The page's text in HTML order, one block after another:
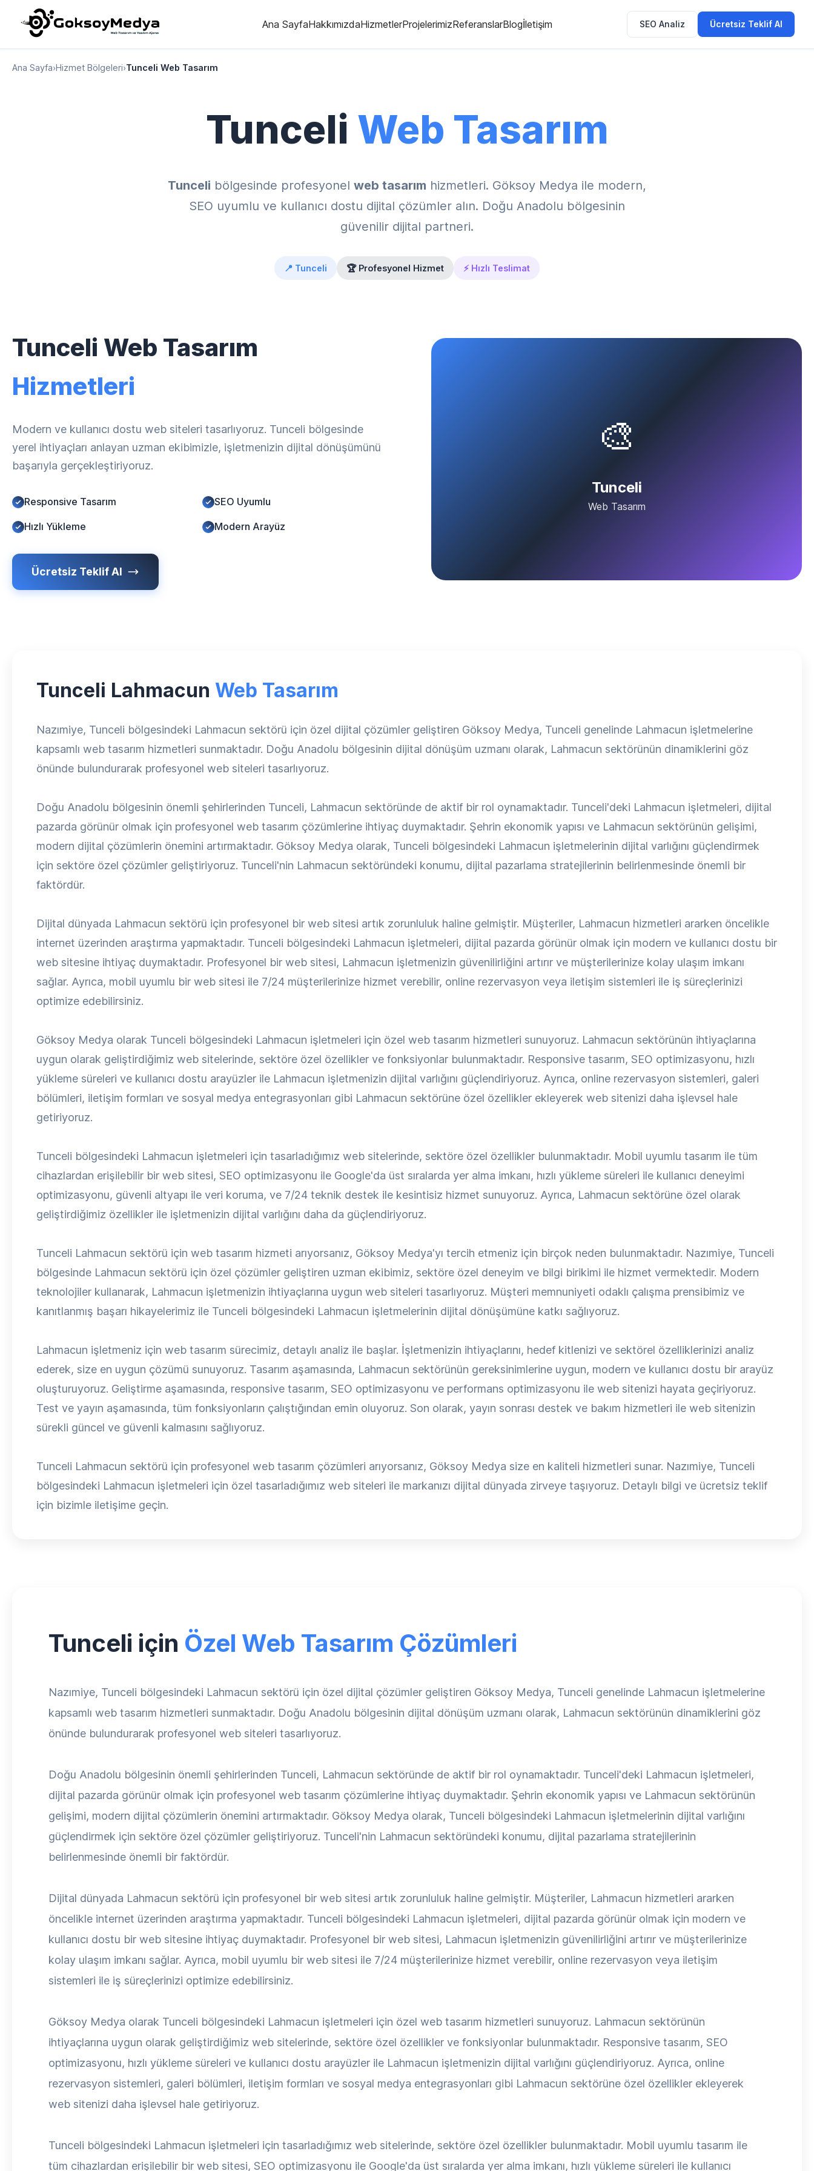
Ana SayfaHakkımızdaHizmetlerProjelerimizReferanslarBlogİletişim SEO Analiz Ücretsiz Teklif Al
Ana Sayfa›Hizmet Bölgeleri›Tunceli Web Tasarım
Tunceli Web Tasarım
Tunceli bölgesinde profesyonel web tasarım hizmetleri. Göksoy Medya ile modern,
SEO uyumlu ve kullanıcı dostu dijital çözümler alın. Doğu Anadolu bölgesinin
güvenilir dijital partneri.
📍 Tunceli 🏆 Profesyonel Hizmet ⚡ Hızlı Teslimat
Tunceli Web Tasarım
Hizmetleri
Modern ve kullanıcı dostu web siteleri tasarlıyoruz. Tunceli bölgesinde
yerel ihtiyaçları anlayan uzman ekibimizle, işletmenizin dijital dönüşümünü
başarıyla gerçekleştiriyoruz.
Responsive Tasarım SEO Uyumlu
Hızlı Yükleme Modern Arayüz
Ücretsiz Teklif Al
🎨
Tunceli
Web Tasarım
Tunceli Lahmacun Web Tasarım
Nazımiye, Tunceli bölgesindeki Lahmacun sektörü için özel dijital çözümler geliştiren Göksoy Medya, Tunceli genelinde Lahmacun işletmelerine
kapsamlı web tasarım hizmetleri sunmaktadır. Doğu Anadolu bölgesinin dijital dönüşüm uzmanı olarak, Lahmacun sektörünün dinamiklerini göz
önünde bulundurarak profesyonel web siteleri tasarlıyoruz.
Doğu Anadolu bölgesinin önemli şehirlerinden Tunceli, Lahmacun sektöründe de aktif bir rol oynamaktadır. Tunceli'deki Lahmacun işletmeleri, dijital
pazarda görünür olmak için profesyonel web tasarım çözümlerine ihtiyaç duymaktadır. Şehrin ekonomik yapısı ve Lahmacun sektörünün gelişimi,
modern dijital çözümlerin önemini artırmaktadır. Göksoy Medya olarak, Tunceli bölgesindeki Lahmacun işletmelerinin dijital varlığını güçlendirmek
için sektöre özel çözümler geliştiriyoruz. Tunceli'nin Lahmacun sektöründeki konumu, dijital pazarlama stratejilerinin belirlenmesinde önemli bir
faktördür.
Dijital dünyada Lahmacun sektörü için profesyonel bir web sitesi artık zorunluluk haline gelmiştir. Müşteriler, Lahmacun hizmetleri ararken öncelikle
internet üzerinden araştırma yapmaktadır. Tunceli bölgesindeki Lahmacun işletmeleri, dijital pazarda görünür olmak için modern ve kullanıcı dostu bir
web sitesine ihtiyaç duymaktadır. Profesyonel bir web sitesi, Lahmacun işletmenizin güvenilirliğini artırır ve müşterilerinize kolay ulaşım imkanı
sağlar. Ayrıca, mobil uyumlu bir web sitesi ile 7/24 müşterilerinize hizmet verebilir, online rezervasyon veya iletişim sistemleri ile iş süreçlerinizi
optimize edebilirsiniz.
Göksoy Medya olarak Tunceli bölgesindeki Lahmacun işletmeleri için özel web tasarım hizmetleri sunuyoruz. Lahmacun sektörünün ihtiyaçlarına
uygun olarak geliştirdiğimiz web sitelerinde, sektöre özel özellikler ve fonksiyonlar bulunmaktadır. Responsive tasarım, SEO optimizasyonu, hızlı
yükleme süreleri ve kullanıcı dostu arayüzler ile Lahmacun işletmenizin dijital varlığını güçlendiriyoruz. Ayrıca, online rezervasyon sistemleri, galeri
bölümleri, iletişim formları ve sosyal medya entegrasyonları gibi Lahmacun sektörüne özel özellikler ekleyerek web sitenizi daha işlevsel hale
getiriyoruz.
Tunceli bölgesindeki Lahmacun işletmeleri için tasarladığımız web sitelerinde, sektöre özel özellikler bulunmaktadır. Mobil uyumlu tasarım ile tüm
cihazlardan erişilebilir bir web sitesi, SEO optimizasyonu ile Google'da üst sıralarda yer alma imkanı, hızlı yükleme süreleri ile kullanıcı deneyimi
optimizasyonu, güvenli altyapı ile veri koruma, ve 7/24 teknik destek ile kesintisiz hizmet sunuyoruz. Ayrıca, Lahmacun sektörüne özel olarak
geliştirdiğimiz özellikler ile işletmenizin dijital varlığını daha da güçlendiriyoruz.
Tunceli Lahmacun sektörü için web tasarım hizmeti arıyorsanız, Göksoy Medya'yı tercih etmeniz için birçok neden bulunmaktadır. Nazımiye, Tunceli
bölgesinde Lahmacun sektörü için özel çözümler geliştiren uzman ekibimiz, sektöre özel deneyim ve bilgi birikimi ile hizmet vermektedir. Modern
teknolojiler kullanarak, Lahmacun işletmenizin ihtiyaçlarına uygun web siteleri tasarlıyoruz. Müşteri memnuniyeti odaklı çalışma prensibimiz ve
kanıtlanmış başarı hikayelerimiz ile Tunceli bölgesindeki Lahmacun işletmelerinin dijital dönüşümüne katkı sağlıyoruz.
Lahmacun işletmeniz için web tasarım sürecimiz, detaylı analiz ile başlar. İşletmenizin ihtiyaçlarını, hedef kitlenizi ve sektörel özelliklerinizi analiz
ederek, size en uygun çözümü sunuyoruz. Tasarım aşamasında, Lahmacun sektörünün gereksinimlerine uygun, modern ve kullanıcı dostu bir arayüz
oluşturuyoruz. Geliştirme aşamasında, responsive tasarım, SEO optimizasyonu ve performans optimizasyonu ile web sitenizi hayata geçiriyoruz.
Test ve yayın aşamasında, tüm fonksiyonların çalıştığından emin oluyoruz. Son olarak, yayın sonrası destek ve bakım hizmetleri ile web sitenizin
sürekli güncel ve güvenli kalmasını sağlıyoruz.
Tunceli Lahmacun sektörü için profesyonel web tasarım çözümleri arıyorsanız, Göksoy Medya size en kaliteli hizmetleri sunar. Nazımiye, Tunceli
bölgesindeki Lahmacun işletmeleri için özel tasarladığımız web siteleri ile markanızı dijital dünyada zirveye taşıyoruz. Detaylı bilgi ve ücretsiz teklif
için bizimle iletişime geçin.
Tunceli için Özel Web Tasarım Çözümleri
Nazımiye, Tunceli bölgesindeki Lahmacun sektörü için özel dijital çözümler geliştiren Göksoy Medya, Tunceli genelinde Lahmacun işletmelerine
kapsamlı web tasarım hizmetleri sunmaktadır. Doğu Anadolu bölgesinin dijital dönüşüm uzmanı olarak, Lahmacun sektörünün dinamiklerini göz
önünde bulundurarak profesyonel web siteleri tasarlıyoruz.
Doğu Anadolu bölgesinin önemli şehirlerinden Tunceli, Lahmacun sektöründe de aktif bir rol oynamaktadır. Tunceli'deki Lahmacun işletmeleri,
dijital pazarda görünür olmak için profesyonel web tasarım çözümlerine ihtiyaç duymaktadır. Şehrin ekonomik yapısı ve Lahmacun sektörünün
gelişimi, modern dijital çözümlerin önemini artırmaktadır. Göksoy Medya olarak, Tunceli bölgesindeki Lahmacun işletmelerinin dijital varlığını
güçlendirmek için sektöre özel çözümler geliştiriyoruz. Tunceli'nin Lahmacun sektöründeki konumu, dijital pazarlama stratejilerinin
belirlenmesinde önemli bir faktördür.
Dijital dünyada Lahmacun sektörü için profesyonel bir web sitesi artık zorunluluk haline gelmiştir. Müşteriler, Lahmacun hizmetleri ararken
öncelikle internet üzerinden araştırma yapmaktadır. Tunceli bölgesindeki Lahmacun işletmeleri, dijital pazarda görünür olmak için modern ve
kullanıcı dostu bir web sitesine ihtiyaç duymaktadır. Profesyonel bir web sitesi, Lahmacun işletmenizin güvenilirliğini artırır ve müşterilerinize
kolay ulaşım imkanı sağlar. Ayrıca, mobil uyumlu bir web sitesi ile 7/24 müşterilerinize hizmet verebilir, online rezervasyon veya iletişim
sistemleri ile iş süreçlerinizi optimize edebilirsiniz.
Göksoy Medya olarak Tunceli bölgesindeki Lahmacun işletmeleri için özel web tasarım hizmetleri sunuyoruz. Lahmacun sektörünün
ihtiyaçlarına uygun olarak geliştirdiğimiz web sitelerinde, sektöre özel özellikler ve fonksiyonlar bulunmaktadır. Responsive tasarım, SEO
optimizasyonu, hızlı yükleme süreleri ve kullanıcı dostu arayüzler ile Lahmacun işletmenizin dijital varlığını güçlendiriyoruz. Ayrıca, online
rezervasyon sistemleri, galeri bölümleri, iletişim formları ve sosyal medya entegrasyonları gibi Lahmacun sektörüne özel özellikler ekleyerek
web sitenizi daha işlevsel hale getiriyoruz.
Tunceli bölgesindeki Lahmacun işletmeleri için tasarladığımız web sitelerinde, sektöre özel özellikler bulunmaktadır. Mobil uyumlu tasarım ile
tüm cihazlardan erişilebilir bir web sitesi, SEO optimizasyonu ile Google'da üst sıralarda yer alma imkanı, hızlı yükleme süreleri ile kullanıcı